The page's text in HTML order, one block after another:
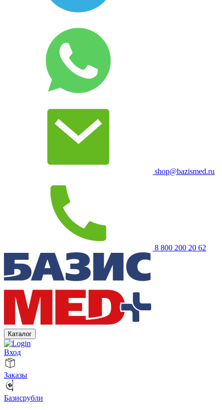
shop@bazismed.ru
8 800 200 20 62
Каталог
Вход
Заказы
Базисрубли